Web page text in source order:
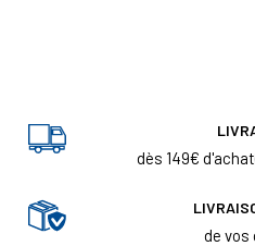
dès 149€
de vos